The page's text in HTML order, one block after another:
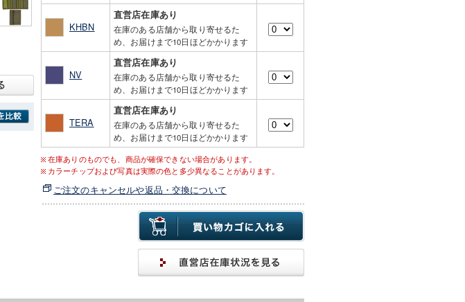
KHBN
直営店在庫あり
在庫のある店舗から取り寄せるた
め、お届けまで10日ほどかかります
NV
直営店在庫あり
在庫のある店舗から取り寄せるた
め、お届けまで10日ほどかかります
TERA
直営店在庫あり
在庫のある店舗から取り寄せるた
め、お届けまで10日ほどかかります
在庫ありのものでも、商品が確保できない場合があります。
カラーチップおよび写真は実際の色と多少異なることがあります。
ご注文のキャンセルや返品・交換について